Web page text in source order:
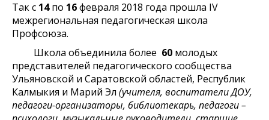
Так с 14по 16февраля 2018 года прошла IV
межрегиональная педагогическая школа
Профсоюза.
Школа объединила более 60 молодых
представителей педагогического сообщества
Ульяновской и Саратовской областей, Республик
Калмыкия и Марий Эл (учителя, воспитатели ДОУ,
педагоги-организаторы, библиотекарь, педагоги –